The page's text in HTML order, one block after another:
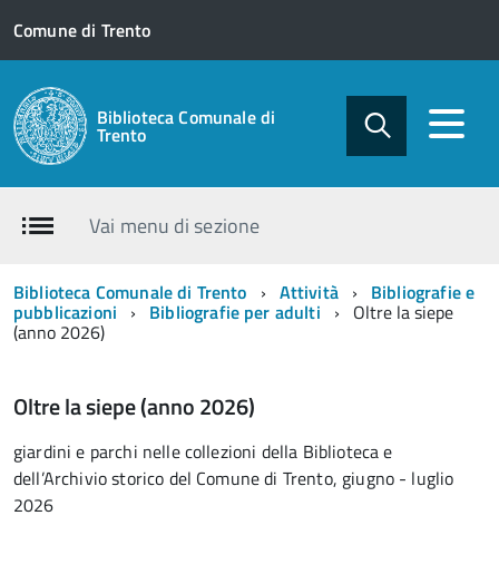
Comune di Trento
Biblioteca Comunale di
Trento
Vai menu di sezione
Biblioteca Comunale di Trento Attività Bibliografie e
pubblicazioni Bibliografie per adulti Oltre la siepe
(anno 2026)
Oltre la siepe (anno 2026)
giardini e parchi nelle collezioni della Biblioteca e
dell’Archivio storico del Comune di Trento, giugno - luglio
2026